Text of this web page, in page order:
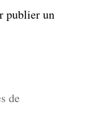
publier un
de